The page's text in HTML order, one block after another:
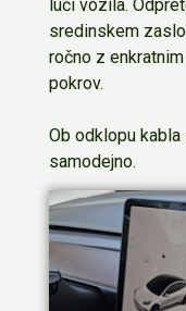
luči vozila.
sredinskem
ročno z
pokrov.
Ob odklopu
samodejno.